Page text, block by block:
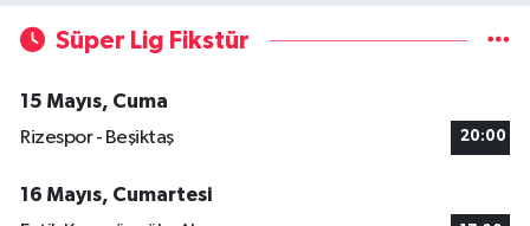
Süper Lig Fikstür
15 Mayıs, Cuma
Rizespor - Beşiktaş
20:00
16 Mayıs, Cumartesi